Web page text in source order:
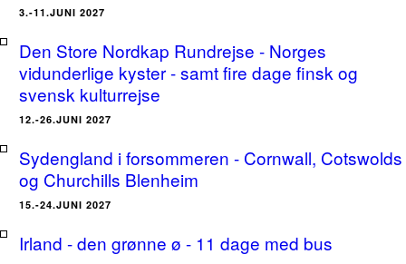
3.-11.JUNI 2027
Den Store Nordkap Rundrejse - Norges
vidunderlige kyster - samt fire dage finsk og
svensk kulturrejse
12.-26.JUNI 2027
Sydengland i forsommeren - Cornwall, Cotswolds
og Churchills Blenheim
15.-24.JUNI 2027
Irland - den grønne ø - 11 dage med bus